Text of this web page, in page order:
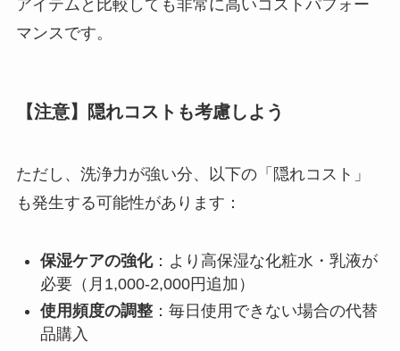
アイテムと比較しても非常に高いコストパフォー
マンスです。
【注意】隠れコストも考慮しよう
ただし、洗浄力が強い分、以下の「隠れコスト」
も発生する可能性があります：
保湿ケアの強化：より高保湿な化粧水・乳液が
必要（月1,000-2,000円追加）
使用頻度の調整：毎日使用できない場合の代替
品購入